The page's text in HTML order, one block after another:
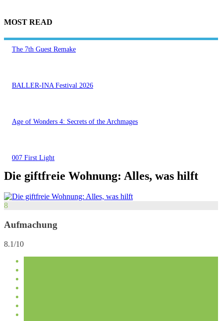
MOST READ
The 7th Guest Remake
BALLER-INA Festival 2026
Age of Wonders 4: Secrets of the Archmages
007 First Light
Die giftfreie Wohnung: Alles, was hilft
8
Aufmachung
8.1/10